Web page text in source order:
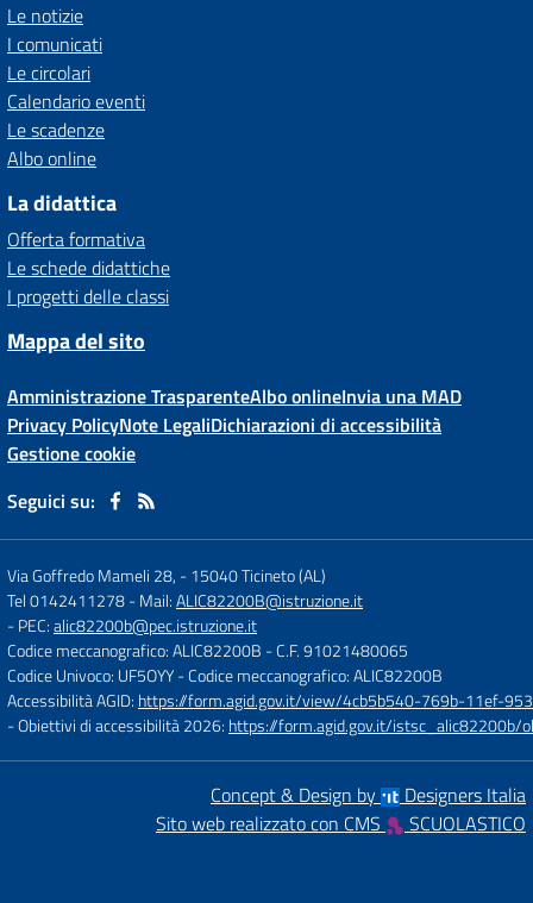
Le notizie
I comunicati
Le circolari
Calendario eventi
Le scadenze
Albo online
La didattica
Offerta formativa
Le schede didattiche
I progetti delle classi
Mappa del sito
Amministrazione TrasparenteAlbo onlineInvia una MAD
Privacy PolicyNote LegaliDichiarazioni di accessibilità
Gestione cookie
Seguici su:
Via Goffredo Mameli 28, -15040 Ticineto (AL)
Tel 0142411278- Mail:ALIC82200B@istruzione.it
- PEC:alic82200b@pec.istruzione.it
Codice meccanografico: ALIC82200B - C.F. 91021480065
Codice Univoco: UF5OYY- Codice meccanografico: ALIC82200B
Accessibilità AGID: https://form.agid.gov.it/view/4cb5b540-769b-11ef-
- Obiettivi di accessibilità 2026: https://form.agid.gov.it/
Concept & Design by
Designers Italia
Sito web realizzato con CMS
SCUOLASTICO